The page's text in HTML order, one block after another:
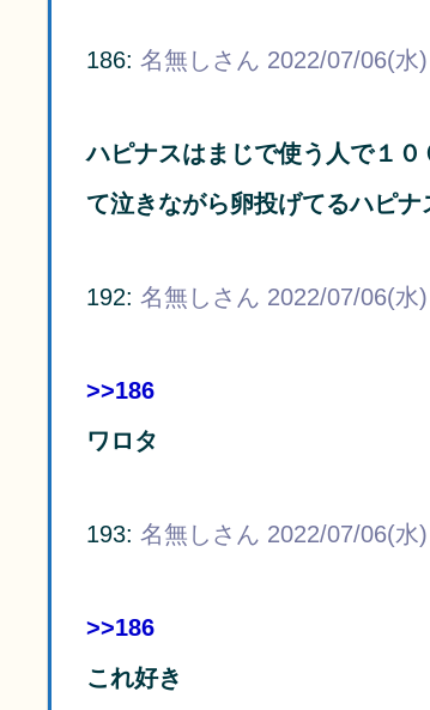
186: 名無しさん 2022/07/06(水
ハピナスはまじで使う人で１
て泣きながら卵投げてるハピ
192: 名無しさん 2022/07/06(水
>>186
ワロタ
193: 名無しさん 2022/07/06(水
>>186
これ好き